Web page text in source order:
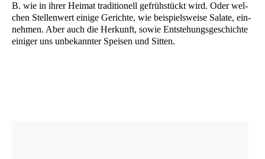
B. wie in ihrer Hei­mat tra­di­tio­nell gefrüh­stückt wird. Oder wel­
chen Stel­len­wert eini­ge Gerich­te, wie bei­spiels­wei­se Sala­te, ein­
neh­men. Aber auch die Her­kunft, sowie Ent­ste­hungs­ge­schich­te
eini­ger uns unbe­kann­ter Spei­sen und Sitten.